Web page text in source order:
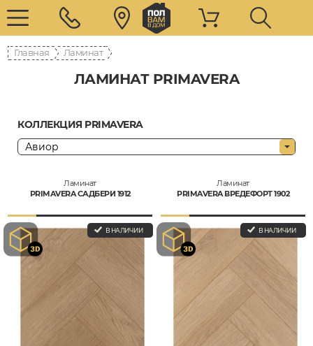
Главная Ламинат
ЛАМИНАТ PRIMAVERA
КОЛЛЕКЦИЯ PRIMAVERA
Ламинат
PRIMAVERA САДБЕРИ 1912
В НАЛИЧИИ
Ламинат
PRIMAVERA ВРЕДЕФОРТ 1902
В НАЛИЧИИ